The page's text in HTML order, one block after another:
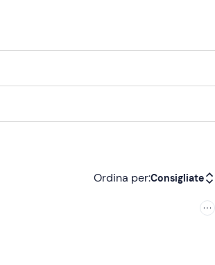
Ordina per:Consigliate